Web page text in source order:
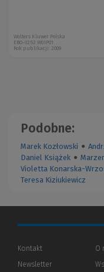
Wolters Kluwer Polska
EBO-0252 W01P01
Rok publikacji: 2009
Podobne:
Marek Kozłowski ●
Daniel Książek ●
Violetta Konarska-
Teresa Kiziukiewicz
Kontakt
Newsletter
O